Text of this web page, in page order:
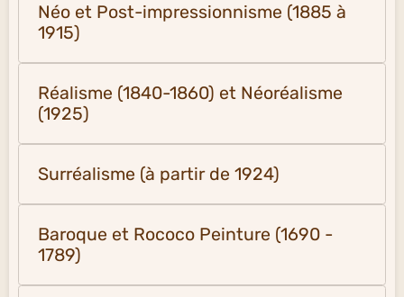
Néo et Post-impressionnisme (1885 à
1915)
Réalisme (1840-1860) et Néoréalisme
(1925)
Surréalisme (à partir de 1924)
Baroque et Rococo Peinture (1690 -
1789)